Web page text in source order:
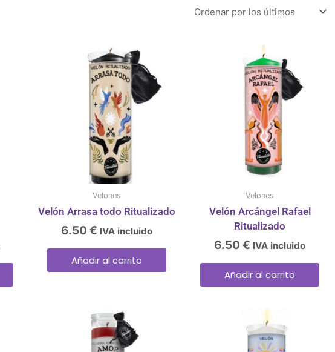
Velones
Velón Arrasa todo Ritualizado
6.50 € IVA incluido
Añadir al carrito
Velones
Velón Arcángel Rafael
Ritualizado
6.50 € IVA incluido
Añadir al carrito